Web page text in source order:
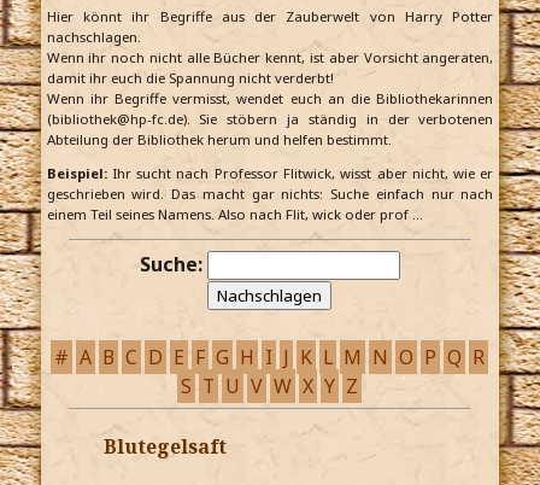
Zauberwelt
Willkommen
Jetzt Fanclub-Mitglied werden!
Hier könnt ihr Begriffe aus der Zauberwelt von Harry Potter
nachschlagen.
Wenn ihr noch nicht alle Bücher kennt, ist aber Vorsicht angeraten,
damit ihr euch die Spannung nicht verderbt!
Wenn ihr Begriffe vermisst, wendet euch an die Bibliothekarinnen
(bibliothek@hp-fc.de). Sie stöbern ja ständig in der verbotenen
Abteilung der Bibliothek herum und helfen bestimmt.
Beispiel:Ihr sucht nach Professor Flitwick, wisst aber nicht, wie er
geschrieben wird. Das macht gar nichts: Suche einfach nur nach
einem Teil seines Namens. Also nach Flit, wick oder prof …
Suche:
# A B C D E F G H I J K L M N O P Q R
S T U V W X Y Z
Blutegelsaft